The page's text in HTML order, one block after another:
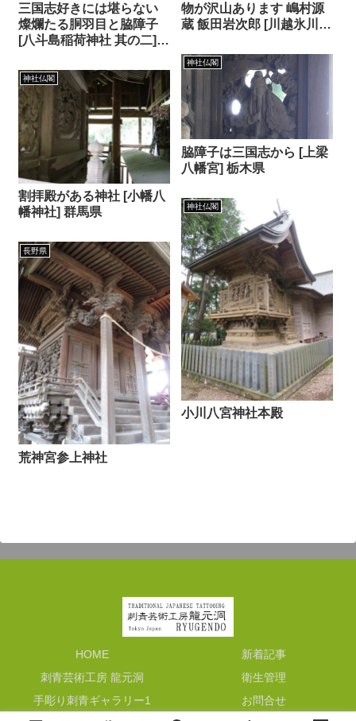
物が沢山あります 嶋村源
蔵 飯田岩次郎 [川越氷川神
三国志好きには堪らない
燦爛たる胴羽目と脇障子
[八斗島稲荷神社 其の二]
神社仏閣
脇障子は三国志から [上梁
八幡宮] 栃木県
神社仏閣
割拝殿がある神社 [小幡八
幡神社] 群馬県
神社仏閣
小川八宮神社本殿
長野県
荒神宮参上神社
HOME
新着記事
刺青芸術工房 龍元洞
衛生管理
手彫り刺青ギャラリー1
お問合せ